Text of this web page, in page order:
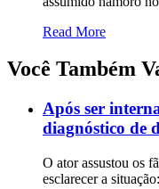
Read More
Você Também
Após ser
diagnóstico de
O ator assustou os
esclarecer a